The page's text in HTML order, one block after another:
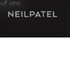
uns: